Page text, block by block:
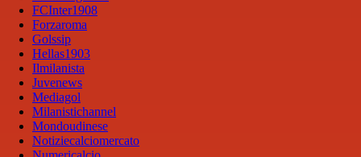
FCInter1908
Forzaroma
Golssip
Hellas1903
Ilmilanista
Juvenews
Mediagol
Milanistichannel
Mondoudinese
Notiziecalciomercato